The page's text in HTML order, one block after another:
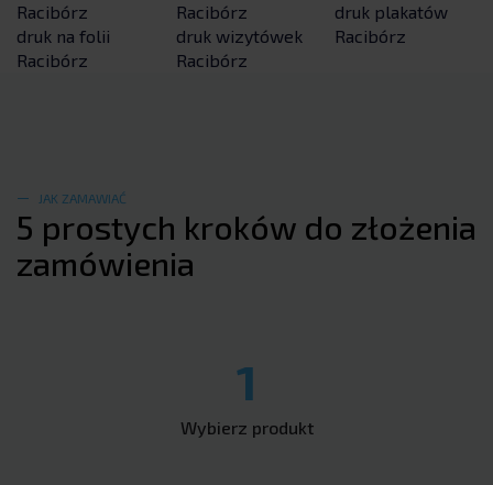
Racibórz
druk na folii
Racibórz
Racibórz
druk wizytówek
Racibórz
druk plakatów
Racibórz
JAK ZAMAWIAĆ
5 prostych kroków do złożenia
zamówienia
1
Wybierz produkt